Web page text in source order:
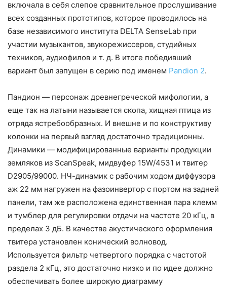
включала в себя слепое сравнительное прослушивание
всех созданных прототипов, которое проводилось на
базе независимого института DELTA SenseLab при
участии музыкантов, звукорежиссеров, студийных
техников, аудиофилов и т. д. В итоге победивший
вариант был запущен в серию под именем Pandion 2.
Пандион — персонаж древнегреческой мифологии, а
еще так на латыни называется скопа, хищная птица из
отряда ястребообразных. И внешне и по конструктиву
колонки на первый взгляд достаточно традиционны.
Динамики — модифицированные варианты продукции
земляков из ScanSpeak, мидвуфер 15W/4531 и твитер
D2905/99000. НЧ-динамик с рабочим ходом диффузора
аж 22 мм нагружен на фазоинвертор с портом на задней
панели, там же расположена единственная пара клемм
и тумблер для регулировки отдачи на частоте 20 кГц, в
пределах 3 дБ. В качестве акустического оформления
твитера установлен конический волновод.
Используется фильтр четвертого порядка с частотой
раздела 2 кГц, это достаточно низко и по идее должно
обеспечивать более широкую диаграмму